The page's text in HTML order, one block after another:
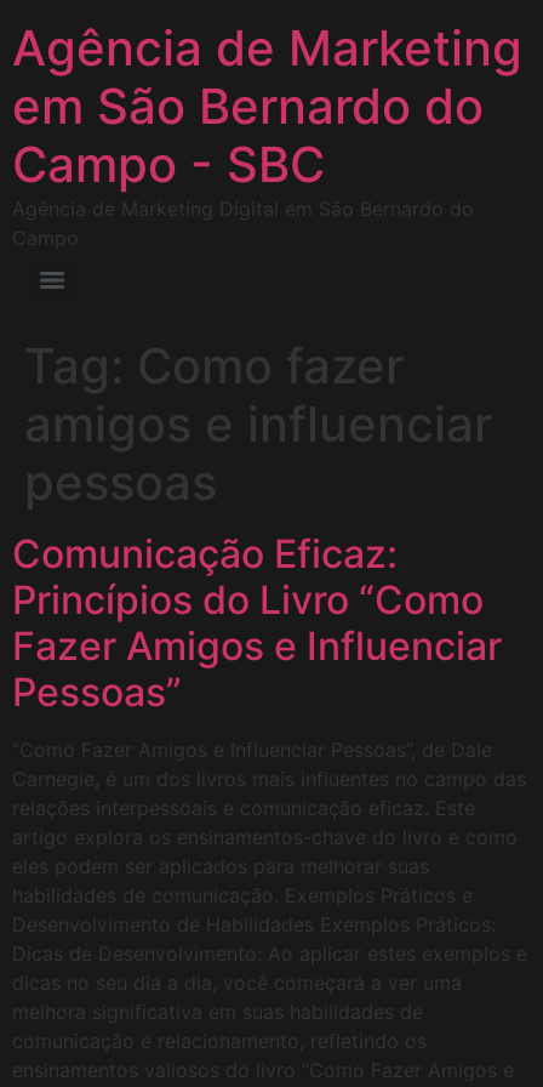
Agência de Marketing
em São Bernardo do
Campo - SBC
Agência de Marketing Digital em São Bernardo do
Campo
Tag: Como fazer
amigos e influenciar
pessoas
Comunicação Eficaz:
Princípios do Livro “Como
Fazer Amigos e Influenciar
Pessoas”
“Como Fazer Amigos e Influenciar Pessoas”, de Dale
Carnegie, é um dos livros mais influentes no campo das
relações interpessoais e comunicação eficaz. Este
artigo explora os ensinamentos-chave do livro e como
eles podem ser aplicados para melhorar suas
habilidades de comunicação. Exemplos Práticos e
Desenvolvimento de Habilidades Exemplos Práticos:
Dicas de Desenvolvimento: Ao aplicar estes exemplos e
dicas no seu dia a dia, você começará a ver uma
melhora significativa em suas habilidades de
comunicação e relacionamento, refletindo os
ensinamentos valiosos do livro “Como Fazer Amigos e